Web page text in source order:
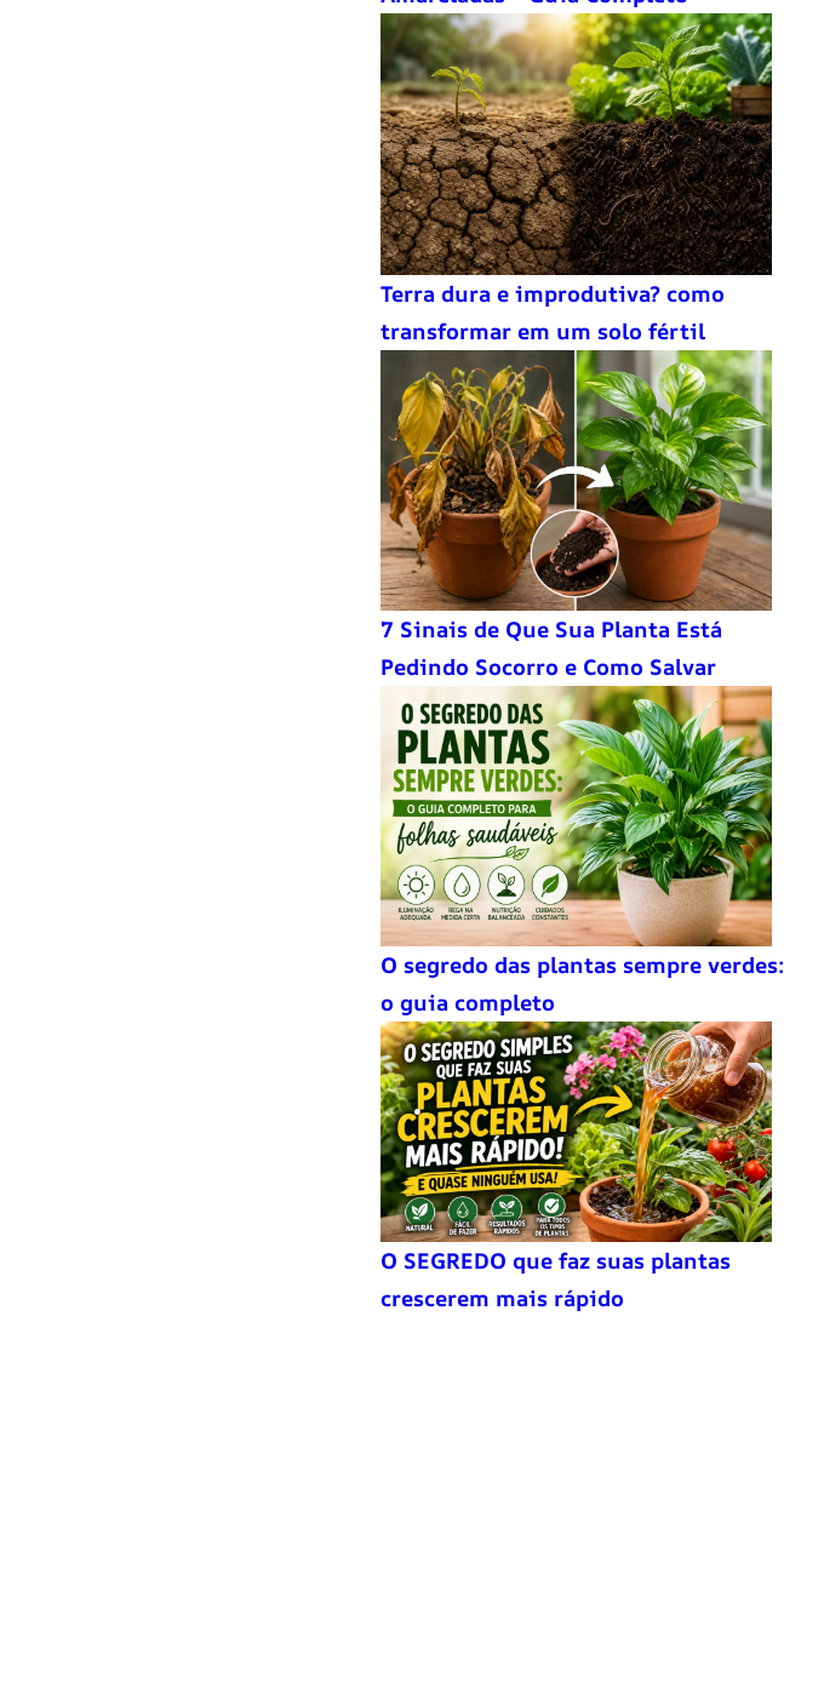
Terra dura e improdutiva? como
transformar em um solo fértil
7 Sinais de Que Sua Planta Está
Pedindo Socorro e Como Salvar
O segredo das plantas sempre verdes:
o guia completo
O SEGREDO que faz suas plantas
crescerem mais rápido